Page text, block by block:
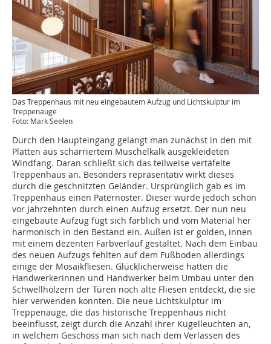
Das Treppenhaus mit neu eingebautem Aufzug und Lichtskulptur im
Treppenauge
Foto: Mark Seelen
Durch den Haupteingang gelangt man zunächst in den mit
Platten aus scharriertem Muschelkalk ausgekleideten
Windfang. Daran schließt sich das teilweise vertäfelte
Treppenhaus an. Besonders repräsentativ wirkt dieses
durch die geschnitzten Geländer. Ursprünglich gab es im
Treppenhaus einen Paternoster. Dieser wurde jedoch schon
vor Jahrzehnten durch einen Aufzug ersetzt. Der nun neu
eingebaute Aufzug fügt sich farblich und vom Material her
harmonisch in den Bestand ein. Außen ist er golden, innen
mit einem dezenten Farbverlauf gestaltet. Nach dem Einbau
des neuen Aufzugs fehlten auf dem Fußboden allerdings
einige der Mosaikfliesen. Glücklicherweise hatten die
Handwerkerinnen und Handwerker beim Umbau unter den
Schwellhölzern der Türen noch alte Fliesen entdeckt, die sie
hier verwenden konnten. Die neue Lichtskulptur im
Treppenauge, die das historische Treppenhaus nicht
beeinflusst, zeigt durch die Anzahl ihrer Kugelleuchten an,
in welchem Geschoss man sich nach dem Verlassen des